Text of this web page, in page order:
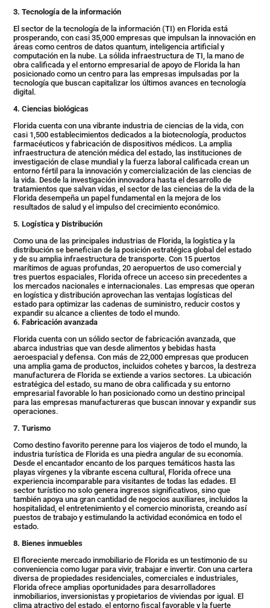
3. Tecnología de la información
El sector de la tecnología de la información (TI) en Florida está
prosperando, con casi 35,000 empresas que impulsan la innovación en
áreas como centros de datos quantum, inteligencia artificial y
computación en la nube. La sólida infraestructura de TI, la mano de
obra calificada y el entorno empresarial de apoyo de Florida la han
posicionado como un centro para las empresas impulsadas por la
tecnología que buscan capitalizar los últimos avances en tecnología
digital.
4. Ciencias biológicas
Florida cuenta con una vibrante industria de ciencias de la vida, con
casi 1,500 establecimientos dedicados a la biotecnología, productos
farmacéuticos y fabricación de dispositivos médicos. La amplia
infraestructura de atención médica del estado, las instituciones de
investigación de clase mundial y la fuerza laboral calificada crean un
entorno fértil para la innovación y comercialización de las ciencias de
la vida. Desde la investigación innovadora hasta el desarrollo de
tratamientos que salvan vidas, el sector de las ciencias de la vida de la
Florida desempeña un papel fundamental en la mejora de los
resultados de salud y el impulso del crecimiento económico.
5. Logística y Distribución
Como una de las principales industrias de Florida, la logística y la
distribución se benefician de la posición estratégica global del estado
y de su amplia infraestructura de transporte. Con 15 puertos
marítimos de aguas profundas, 20 aeropuertos de uso comercial y
tres puertos espaciales, Florida ofrece un acceso sin precedentes a
los mercados nacionales e internacionales. Las empresas que operan
en logística y distribución aprovechan las ventajas logísticas del
estado para optimizar las cadenas de suministro, reducir costos y
expandir su alcance a clientes de todo el mundo.
6. Fabricación avanzada
Florida cuenta con un sólido sector de fabricación avanzada, que
abarca industrias que van desde alimentos y bebidas hasta
aeroespacial y defensa. Con más de 22,000 empresas que producen
una amplia gama de productos, incluidos cohetes y barcos, la destreza
manufacturera de Florida se extiende a varios sectores. La ubicación
estratégica del estado, su mano de obra calificada y su entorno
empresarial favorable lo han posicionado como un destino principal
para las empresas manufactureras que buscan innovar y expandir sus
operaciones.
7. Turismo
Como destino favorito perenne para los viajeros de todo el mundo, la
industria turística de Florida es una piedra angular de su economía.
Desde el encantador encanto de los parques temáticos hasta las
playas vírgenes y la vibrante escena cultural, Florida ofrece una
experiencia incomparable para visitantes de todas las edades. El
sector turístico no solo genera ingresos significativos, sino que
también apoya una gran cantidad de negocios auxiliares, incluidos la
hospitalidad, el entretenimiento y el comercio minorista, creando así
puestos de trabajo y estimulando la actividad económica en todo el
estado.
8. Bienes inmuebles
El floreciente mercado inmobiliario de Florida es un testimonio de su
conveniencia como lugar para vivir, trabajar e invertir. Con una cartera
diversa de propiedades residenciales, comerciales e industriales,
Florida ofrece amplias oportunidades para desarrolladores
inmobiliarios, inversionistas y propietarios de viviendas por igual. El
clima atractivo del estado, el entorno fiscal favorable y la fuerte